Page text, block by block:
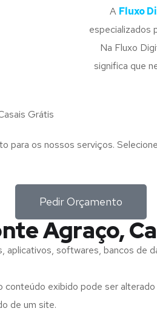
A Fluxo
especializados
Na Fluxo
significa que
Grátis
para os nossos serviços.
Pedir Orçamento
Agraço,
softwares, bancos de
exibido pode ser
de um site.